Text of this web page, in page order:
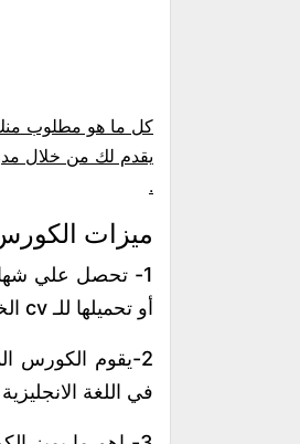
.
ميزات
1- تحصل علي
أو تحميلها للـ cv الخاص بك .
2-يقوم الكورس
في اللغة